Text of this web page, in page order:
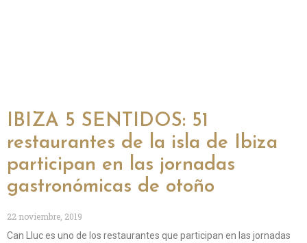
IBIZA 5 SENTIDOS: 51
restaurantes de la isla de Ibiza
participan en las jornadas
gastronómicas de otoño
22 noviembre, 2019
Can Lluc es uno de los restaurantes que participan en las jornadas